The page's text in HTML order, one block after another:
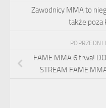
Zawodnicy MMA to
także poza
POPRZEDNI
FAME MMA 6 trwa!
STREAM FAME